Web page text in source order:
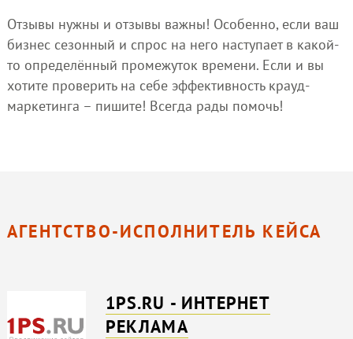
Отзывы нужны и отзывы важны! Особенно, если ваш
бизнес сезонный и спрос на него наступает в какой-
то определённый промежуток времени. Если и вы
хотите проверить на себе эффективность крауд-
маркетинга – пишите! Всегда рады помочь!
АГЕНТСТВО-ИСПОЛНИТЕЛЬ КЕЙСА
1PS.RU - ИНТЕРНЕТ
РЕКЛАМА